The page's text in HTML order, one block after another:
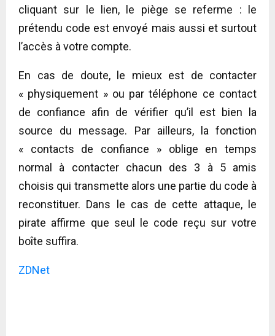
cliquant sur le lien, le piège se referme : le
prétendu code est envoyé mais aussi et surtout
l’accès à votre compte.
En cas de doute, le mieux est de contacter
« physiquement » ou par téléphone ce contact
de confiance afin de vérifier qu’il est bien la
source du message. Par ailleurs, la fonction
« contacts de confiance » oblige en temps
normal à contacter chacun des 3 à 5 amis
choisis qui transmette alors une partie du code à
reconstituer. Dans le cas de cette attaque, le
pirate affirme que seul le code reçu sur votre
boîte suffira.
ZDNet